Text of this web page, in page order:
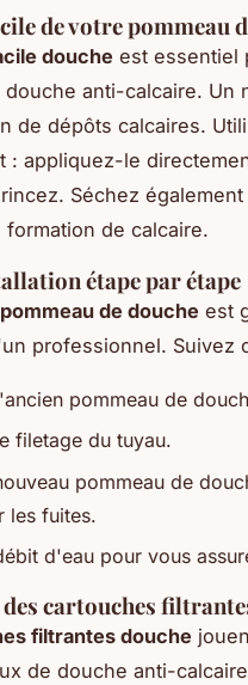
de votre pommeau
douche est essentiel
douche anti-calcaire.
de dépôts calcaires.
: appliquez-le
Séchez
formation de calcaire.
étape par étape
de douche est
professionnel. Suivez
pommeau de
filetage du tuyau.
pommeau de
les fuites.
d'eau pour vous
cartouches
filtrantes douche
de douche anti-